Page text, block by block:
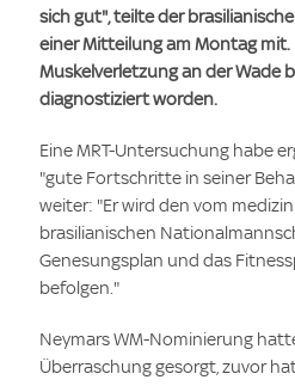
sich gut", teilte der
einer Mitteilung am Montag mit.
Muskelverletzung an der Wade
diagnostiziert worden.
Eine MRT-Untersuchung habe
"gute Fortschritte in seiner
weiter: "Er wird den vom
brasilianischen
Genesungsplan und das
befolgen."
Neymars WM-Nominierung
Überraschung gesorgt, zuvor